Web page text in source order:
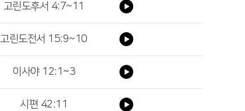
고린도후서 4:7~11
고린도전서 15:9~10
이사야 12:1~3
시편 42:11